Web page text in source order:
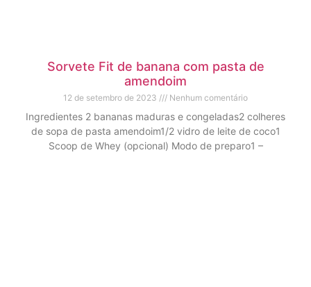
Sorvete Fit de banana com pasta de
amendoim
12 de setembro de 2023 Nenhum comentário
Ingredientes 2 bananas maduras e congeladas2 colheres
de sopa de pasta amendoim1/2 vidro de leite de coco1
Scoop de Whey (opcional) Modo de preparo1 –